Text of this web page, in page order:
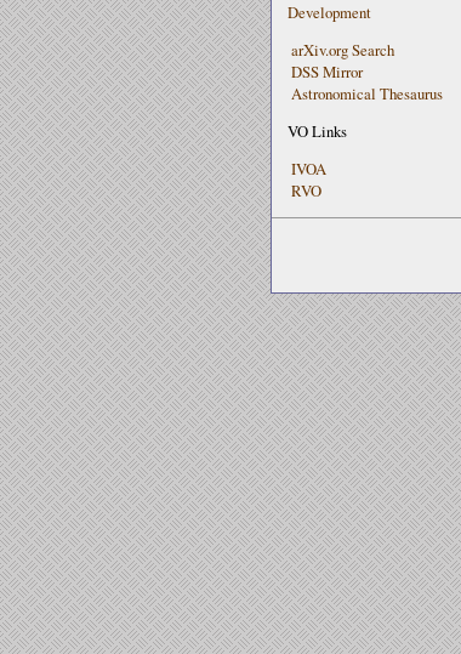
Development
arXiv.org Search
DSS Mirror
Astronomical Thesaurus
VO Links
IVOA
RVO